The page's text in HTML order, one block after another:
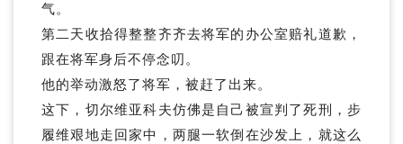
气。
第二天收拾得整整齐齐去将军的办公室赔礼道歉，
跟在将军身后不停念叨。
他的举动激怒了将军，被赶了出来。
这下，切尔维亚科夫仿佛是自己被宣判了死刑，步
履维艰地走回家中，两腿一软倒在沙发上，就这么